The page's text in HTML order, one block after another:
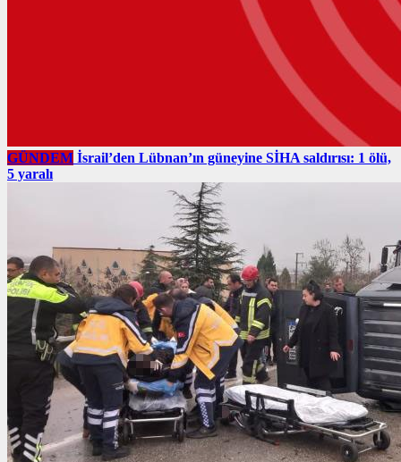
GÜNDEM İsrail’den Lübnan’ın güneyine SİHA saldırısı: 1 ölü,
5 yaralı